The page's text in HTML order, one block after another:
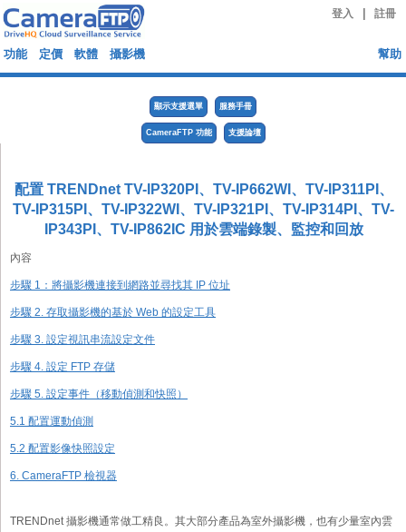
登入 註冊
功能 定價 軟體 攝影機 幫助
顯示支援選單 服務手冊
CameraFTP 功能 支援論壇
配置 TRENDnet TV-IP320PI、TV-IP662WI、TV-IP311PI、
TV-IP315PI、TV-IP322WI、TV-IP321PI、TV-IP314PI、TV-
IP343PI、TV-IP862IC 用於雲端錄製、監控和回放
內容
步驟 1：將攝影機連接到網路並尋找其 IP 位址
步驟 2. 存取攝影機的基於 Web 的設定工具
步驟 3. 設定視訊串流設定文件
步驟 4. 設定 FTP 存儲
步驟 5. 設定事件（移動偵測和快照）
5.1 配置運動偵測
5.2 配置影像快照設定
6. CameraFTP 檢視器
TRENDnet 攝影機通常做工精良。其大部分產品為室外攝影機，也有少量室內雲